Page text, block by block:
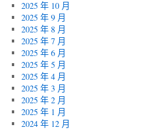
2025 年 10 月
2025 年 9 月
2025 年 8 月
2025 年 7 月
2025 年 6 月
2025 年 5 月
2025 年 4 月
2025 年 3 月
2025 年 2 月
2025 年 1 月
2024 年 12 月